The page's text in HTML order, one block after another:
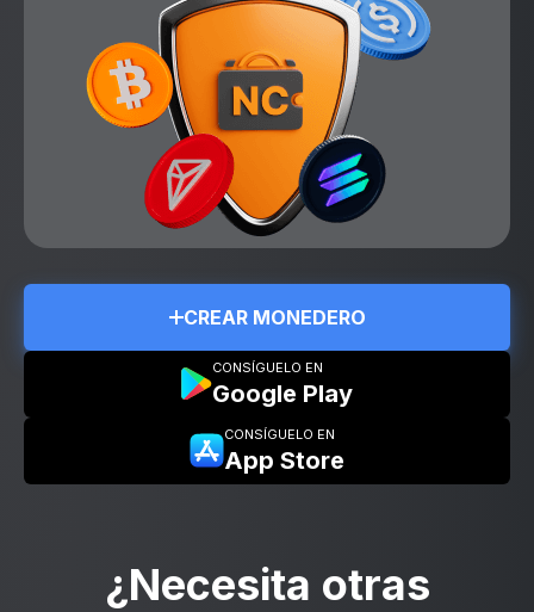
CREAR MONEDERO
CONSÍGUELO EN
Google Play
CONSÍGUELO EN
App Store
¿Necesita otras